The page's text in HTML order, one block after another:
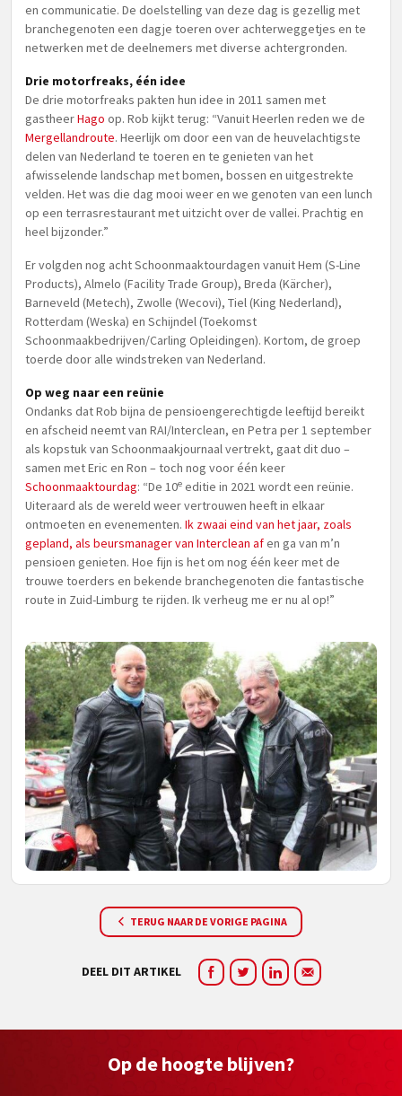
en communicatie. De doelstelling van deze dag is gezellig met
branchegenoten een dagje toeren over achterweggetjes en te
netwerken met de deelnemers met diverse achtergronden.
Drie motorfreaks, één idee
De drie motorfreaks pakten hun idee in 2011 samen met
gastheerHago op. Rob kijkt terug: “Vanuit Heerlen reden we de
Mergellandroute. Heerlijk om door een van de heuvelachtigste
delen van Nederland te toeren en te genieten van het
afwisselende landschap met bomen, bossen en uitgestrekte
velden. Het was die dag mooi weer en we genoten van een lunch
op een terrasrestaurant met uitzicht over de vallei. Prachtig en
heel bijzonder.”
Er volgden nog acht Schoonmaaktourdagen vanuit Hem (S-Line
Products), Almelo (Facility Trade Group), Breda (Kärcher),
Barneveld (Metech), Zwolle (Wecovi), Tiel (King Nederland),
Rotterdam (Weska) en Schijndel (Toekomst
Schoonmaakbedrijven/Carling Opleidingen). Kortom, de groep
toerde door alle windstreken van Nederland.
Op weg naar een reünie
Ondanks dat Rob bijna de pensioengerechtigde leeftijd bereikt
en afscheid neemt van RAI/Interclean, en Petra per 1 september
als kopstuk van Schoonmaakjournaal vertrekt, gaat dit duo –
samen met Eric en Ron – toch nog voor één keer
Schoonmaaktourdag: “De 10e editie in 2021 wordt een reünie.
Uiteraard als de wereld weer vertrouwen heeft in elkaar
ontmoeten en evenementen. Ik zwaai eind van het jaar, zoals
gepland, als beursmanager van Interclean afen ga van m’n
pensioen genieten. Hoe fijn is het om nog één keer met de
trouwe toerders en bekende branchegenoten die fantastische
route in Zuid-Limburg te rijden. Ik verheug me er nu al op!”
TERUG NAAR DE VORIGE PAGINA
DEEL DIT ARTIKEL
Op de hoogte blijven?